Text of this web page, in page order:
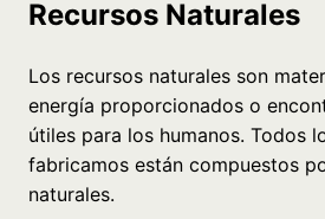
Recursos Naturales
Los recursos naturales son
energía proporcionados o
útiles para los humanos. Todos
fabricamos están compuestos
naturales.